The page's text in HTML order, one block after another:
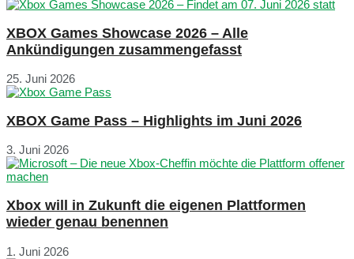
XBOX Games Showcase 2026 – Alle
Ankündigungen zusammengefasst
25. Juni 2026
XBOX Game Pass – Highlights im Juni 2026
3. Juni 2026
Xbox will in Zukunft die eigenen Plattformen
wieder genau benennen
1. Juni 2026